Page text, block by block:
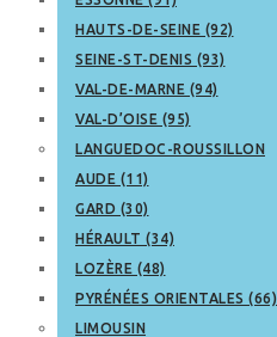
HAUTS-DE-SEINE (92)
SEINE-ST-DENIS (93)
VAL-DE-MARNE (94)
VAL-D’OISE (95)
LANGUEDOC-ROUSSILLON
AUDE (11)
GARD (30)
HÉRAULT (34)
LOZÈRE (48)
PYRÉNÉES ORIENTALES (66)
LIMOUSIN